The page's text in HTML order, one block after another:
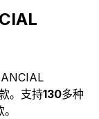
。支持130多种